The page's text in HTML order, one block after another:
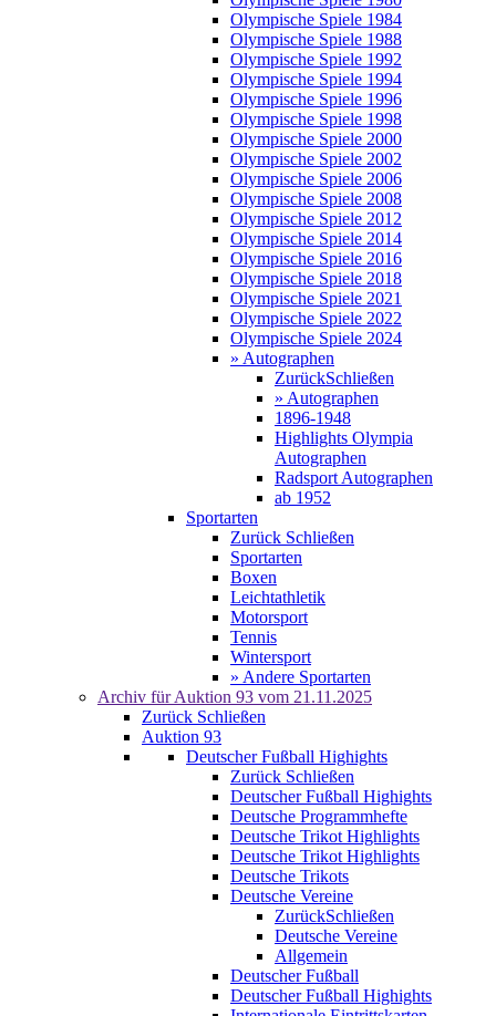
Olympische Spiele 1984
Olympische Spiele 1988
Olympische Spiele 1992
Olympische Spiele 1994
Olympische Spiele 1996
Olympische Spiele 1998
Olympische Spiele 2000
Olympische Spiele 2002
Olympische Spiele 2006
Olympische Spiele 2008
Olympische Spiele 2012
Olympische Spiele 2014
Olympische Spiele 2016
Olympische Spiele 2018
Olympische Spiele 2021
Olympische Spiele 2022
Olympische Spiele 2024
» Autographen
ZurückSchließen
» Autographen
1896-1948
Highlights Olympia
Autographen
Radsport Autographen
ab 1952
Sportarten
Zurück Schließen
Sportarten
Boxen
Leichtathletik
Motorsport
Tennis
Wintersport
» Andere Sportarten
Archiv für Auktion 93 vom 21.11.2025
Zurück Schließen
Auktion 93
Deutscher Fußball Highights
Zurück Schließen
Deutscher Fußball Highights
Deutsche Programmhefte
Deutsche Trikot Highlights
Deutsche Trikot Highlights
Deutsche Trikots
Deutsche Vereine
ZurückSchließen
Deutsche Vereine
Allgemein
Deutscher Fußball
Deutscher Fußball Highights